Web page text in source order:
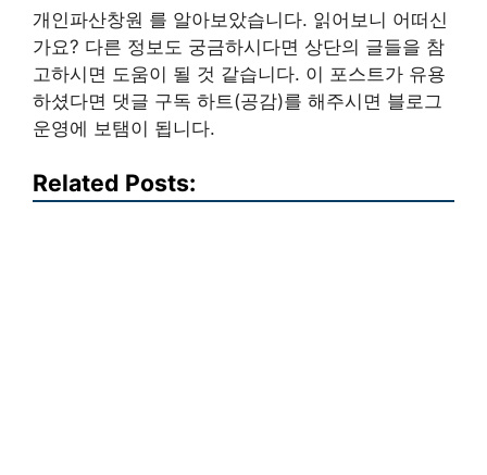
개인파산창원 를 알아보았습니다. 읽어보니 어떠신
가요? 다른 정보도 궁금하시다면 상단의 글들을 참
고하시면 도움이 될 것 같습니다. 이 포스트가 유용
하셨다면 댓글 구독 하트(공감)를 해주시면 블로그
운영에 보탬이 됩니다.
Related Posts: